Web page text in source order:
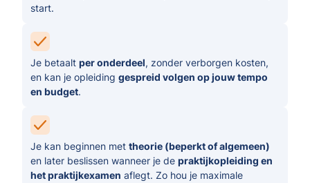
start.
Je betaalt per onderdeel, zonder verborgen kosten,
en kan je opleiding gespreid volgen op jouw tempo
en budget.
Je kan beginnen met theorie (beperkt of algemeen)
en later beslissen wanneer je de praktijkopleiding en
het praktijkexamen aflegt. Zo hou je maximale